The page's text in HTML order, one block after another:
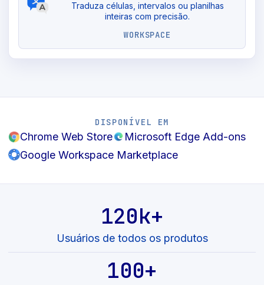
Traduza células, intervalos ou planilhas
inteiras com precisão.
WORKSPACE
DISPONÍVEL EM
Chrome Web Store
Microsoft Edge Add-ons
Google Workspace Marketplace
120k+
Usuários de todos os produtos
100+